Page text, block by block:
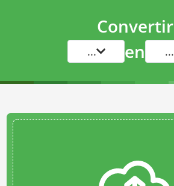
Convertir
... en ...